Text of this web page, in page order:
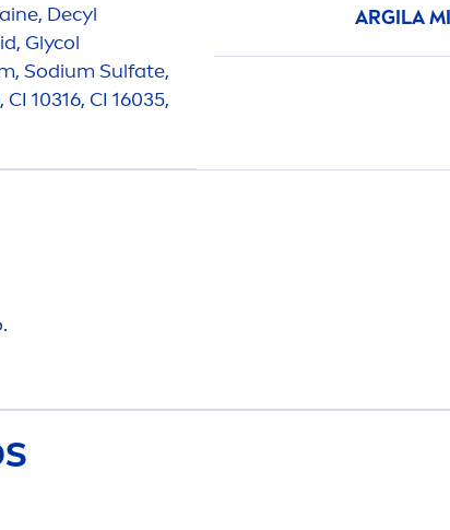
Decyl
Glycol
Sodium Sulfate,
10316, CI 16035,
ARGILA